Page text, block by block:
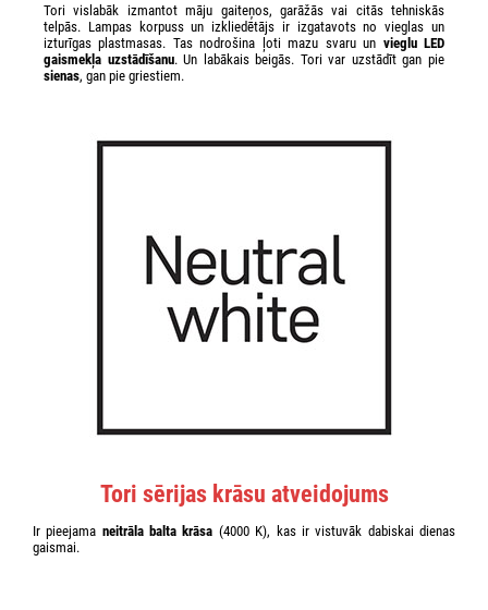
Tori vislabāk izmantot māju gaiteņos, garāžās vai citās tehniskās
telpās. Lampas korpuss un izkliedētājs ir izgatavots no vieglas un
izturīgas plastmasas. Tas nodrošina ļoti mazu svaru un vieglu LED
gaismekļa uzstādīšanu. Un labākais beigās. Tori var uzstādīt gan pie
sienas, gan pie griestiem.
Tori sērijas krāsu atveidojums
Ir pieejama neitrāla balta krāsa (4000 K), kas ir vistuvāk dabiskai dienas
gaismai.